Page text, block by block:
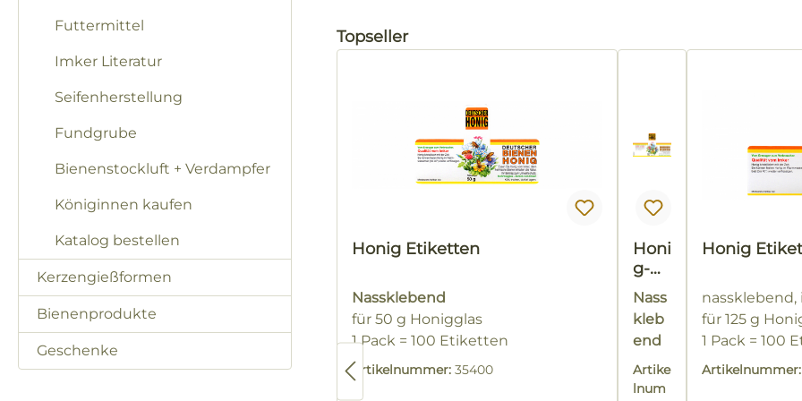
Futtermittel
Imker Literatur
Seifenherstellung
Fundgrube
Bienenstockluft + Verdampfer
Königinnen kaufen
Katalog bestellen
Kerzengießformen
Bienenprodukte
Geschenke
Produktgalerie überspringen
Topseller
Honig Etiketten
Nassklebend
für 50 g Honigglas
1 Pack = 100 Etiketten
Artikelnummer: 35400
Honi
g-
Etik
ette
n
Nass
kleb
end
für
30 g
Artike
lnum
Honig
für 125 g
1 Pack = 100